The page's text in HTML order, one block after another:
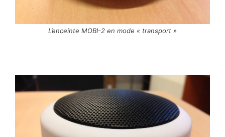
L’enceinte MOBI-2 en mode « transport »